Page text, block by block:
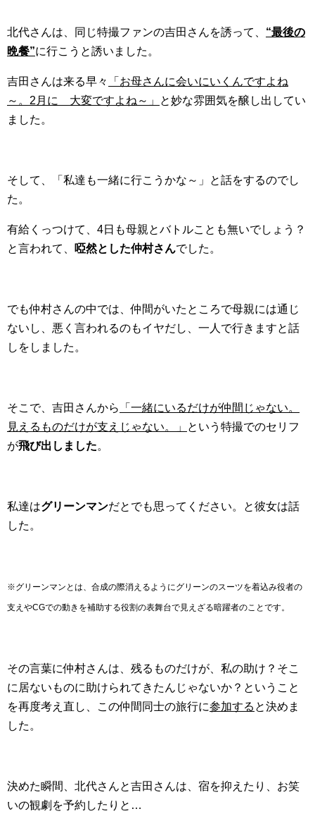
北代さんは、同じ特撮ファンの吉田さんを誘って、 “最後の
晩餐”に行こうと誘いました。
吉田さんは来る早々
「お母さんに会いにいくんですよね
～。2月に 大変ですよね～」
と妙な雰囲気を醸し出してい
ました。
そして、「私達も一緒に行こうかな～」と話をするのでし
た。
有給くっつけて、4日も母親とバトルことも無いでしょう？
と言われて、
啞然とした仲村さんでした。
でも仲村さんの中では、仲間がいたところで母親には通じ
ないし、悪く言われるのもイヤだし、一人で行きますと話
しをしました。
そこで、吉田さんから
「一緒にいるだけが仲間じゃない。
見えるものだけが支えじゃない。」
という特撮でのセリフ
が飛び出しました。
私達はグリーンマンだとでも思ってください。と彼女は話
した。
※グリーンマンとは、合成の際消えるようにグリーンのスーツを着込み役者の
支えやCGでの動きを補助する役割の表舞台で見えざる暗躍者のことです。
その言葉に仲村さんは、残るものだけが、私の助け？そこ
に居ないものに助けられてきたんじゃないか？ということ
を再度考え直し、この仲間同士の旅行に参加する と決めま
した。
決めた瞬間、北代さんと吉田さんは、宿を抑えたり、お笑
いの観劇を予約したりと…